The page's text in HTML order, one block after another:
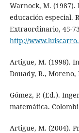
Warnock, M. (1987).
educación especial.
Extraordinario, 45-
http://
Artigue, M. (1998).
Douady, R., Moreno,
Gómez, P. (Ed.).
matemática.
Artigue, M. (2004).